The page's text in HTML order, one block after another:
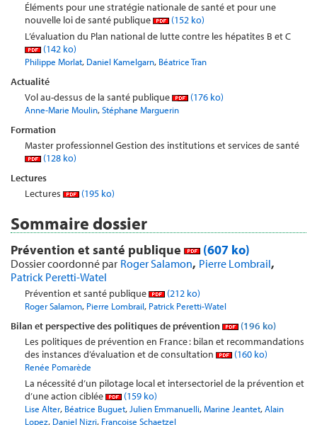
Éléments pour une stratégie nationale de santé et pour une
nouvelle loi de santé publique
(152 ko)
L’évaluation du Plan national de lutte contre les hépatites B et C
(142 ko)
Philippe Morlat, Daniel Kamelgarn, Béatrice Tran
Actualité
Vol au-dessus de la santé publique
(176 ko)
Anne-Marie Moulin,Stéphane Marguerin
Formation
Master professionnel Gestion des institutions et services de santé
(128 ko)
Lectures
Lectures
(195 ko)
Sommaire dossier
Prévention et santé publique (607 ko)
Dossier coordonné par Roger Salamon, Pierre Lombrail,
Patrick Peretti-Watel
Prévention et santé publique (212 ko)
Roger Salamon, Pierre Lombrail, Patrick Peretti-Watel
Bilan et perspective des politiques de prévention
(196 ko)
Les politiques de prévention en France : bilan et recommandations
des instances d’évaluation et de consultation
(160 ko)
Renée Pomarède
La nécessité d’un pilotage local et intersectoriel de la prévention et
d’une action ciblée
(159 ko)
Lise Alter, Béatrice Buguet, Julien Emmanuelli,Marine Jeantet,Alain
Lopez, Daniel Nizri, Françoise Schaetzel